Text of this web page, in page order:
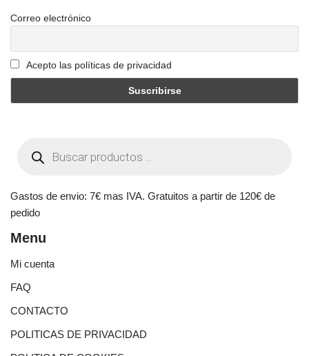
Correo electrónico
Acepto las políticas de privacidad
Gastos de envio: 7€ mas IVA. Gratuitos a partir de 120€ de
pedido
Menu
Mi cuenta
FAQ
CONTACTO
POLITICAS DE PRIVACIDAD